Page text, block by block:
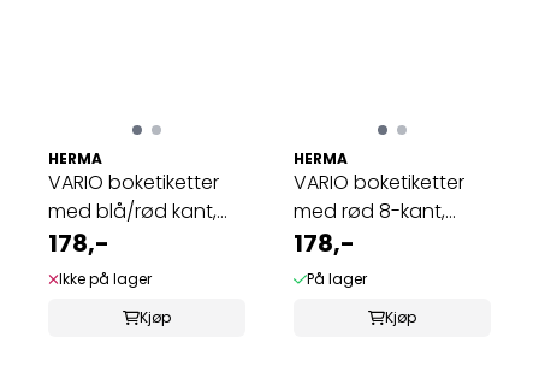
HERMA
VARIO boketiketter
med blå/rød kant,
82x55 mm, 6 ...
178,-
Ikke på lager
Kjøp
HERMA
VARIO boketiketter
med rød 8-kant,
82x55 mm, 6 ...
178,-
På lager
Kjøp